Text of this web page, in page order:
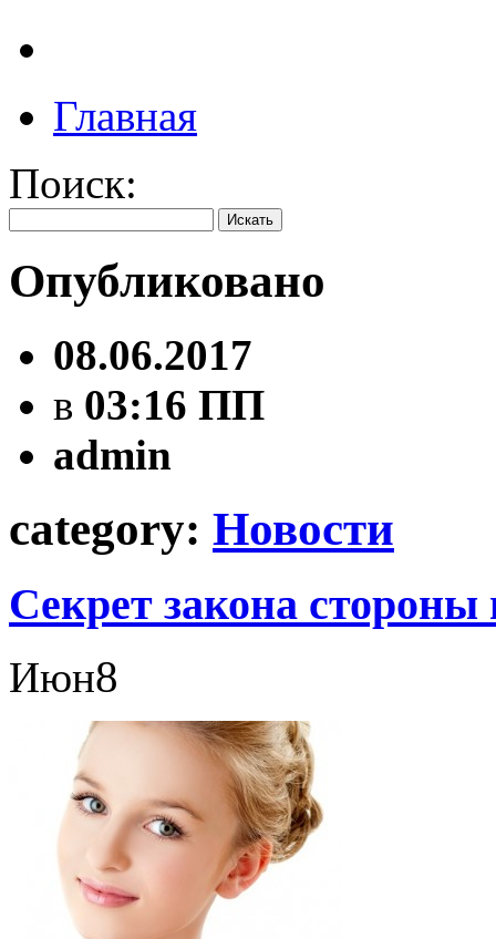
Главная
Поиск:
Опубликовано
08.06.2017
в 03:16 ПП
admin
category: Новости
Секрет закона
Июн8